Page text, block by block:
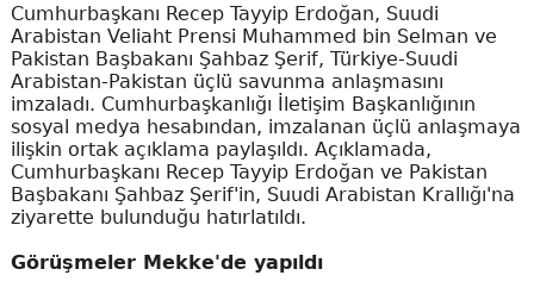
Cumhurbaşkanı Recep Tayyip Erdoğan, Suudi
Arabistan Veliaht Prensi Muhammed bin Selman ve
Pakistan Başbakanı Şahbaz Şerif, Türkiye-Suudi
Arabistan-Pakistan üçlü savunma anlaşmasını
imzaladı. Cumhurbaşkanlığı İletişim Başkanlığının
sosyal medya hesabından, imzalanan üçlü anlaşmaya
ilişkin ortak açıklama paylaşıldı. Açıklamada,
Cumhurbaşkanı Recep Tayyip Erdoğan ve Pakistan
Başbakanı Şahbaz Şerif'in, Suudi Arabistan Krallığı'na
ziyarette bulunduğu hatırlatıldı.
Görüşmeler Mekke'de yapıldı